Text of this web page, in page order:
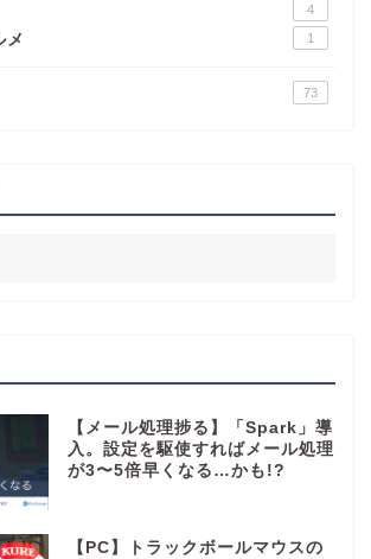
4
メ 1
73
【メール処理捗る】「Spark」導
入。設定を駆使すればメール処理
が3〜5倍早くなる…かも!?
【PC】トラックボールマウスの